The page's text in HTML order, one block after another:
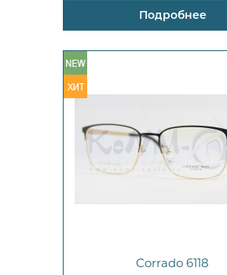
Подробнее
Corrado 6118